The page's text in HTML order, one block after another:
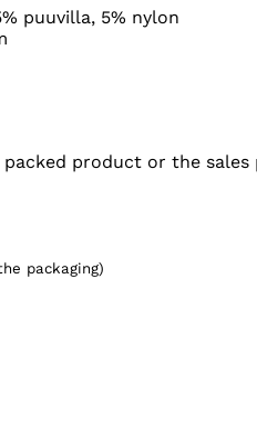
puuvilla, 5% nylon
product or the sales
packaging)